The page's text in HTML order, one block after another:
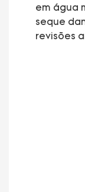
em água
seque
revisões